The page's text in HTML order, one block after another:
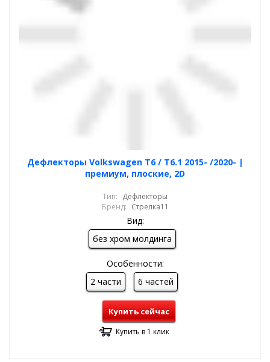
Дефлекторы Volkswagen T6 / T6.1 2015- /2020- |
премиум, плоские, 2D
Тип: Дефлекторы
Бренд: Стрелка11
Вид:
без хром молдинга
Особенности:
2 части
6 частей
Купить сейчас
Купить в 1 клик